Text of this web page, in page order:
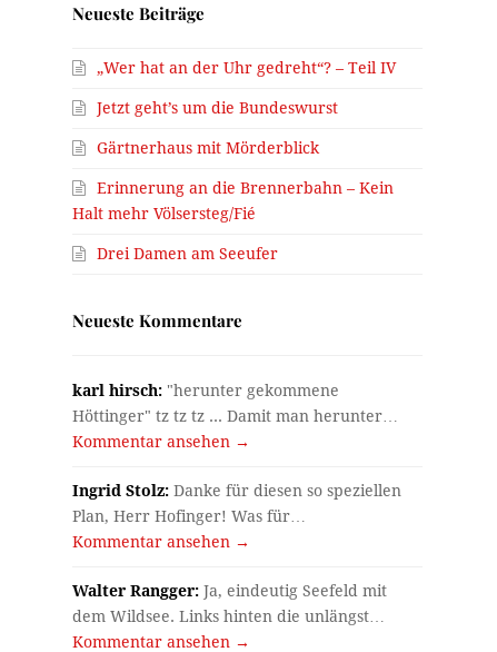
Neueste Beiträge
„Wer hat an der Uhr gedreht“? – Teil IV
Jetzt geht’s um die Bundeswurst
Gärtnerhaus mit Mörderblick
Erinnerung an die Brennerbahn – Kein
Halt mehr Völsersteg/Fié
Drei Damen am Seeufer
Neueste Kommentare
karl hirsch: "herunter gekommene
Höttinger" tz tz tz ... Damit man herunter…
Kommentar ansehen →
Ingrid Stolz: Danke für diesen so speziellen
Plan, Herr Hofinger! Was für…
Kommentar ansehen →
Walter Rangger: Ja, eindeutig Seefeld mit
dem Wildsee. Links hinten die unlängst…
Kommentar ansehen →